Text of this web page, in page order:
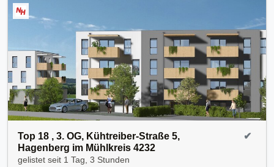
Top 18 , 3. OG, Kühtreiber-Straße 5,
Hagenberg im Mühlkreis 4232
gelistet seit 1 Tag, 3 Stunden
✔